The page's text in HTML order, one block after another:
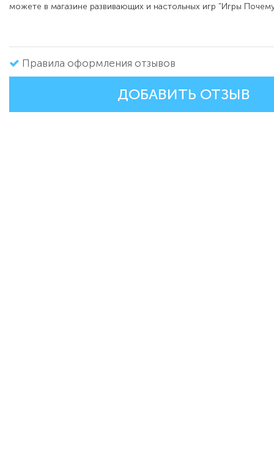
можете в магазине развивающих и настольных игр "Игры
Правила оформления отзывов
ДОБАВИТЬ ОТЗЫВ